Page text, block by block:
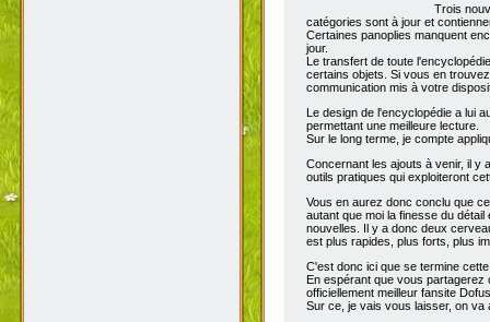
Trois
catégories sont à jour et
Certaines panoplies manquent
jour.
Le transfert de toute
certains objets. Si vous en
communication mis à votre
Le design de l'encyclopédie a lui
permettant une meilleure lecture.
Sur le long terme, je compte
Concernant les ajouts à venir, il y
outils pratiques qui exploiteront
Vous en aurez donc conclu que
autant que moi la finesse du
nouvelles. Il y a donc deux
est plus rapides, plus forts, plus
C'est donc ici que se termine
En espérant que vous
officiellement meilleur fansite
Sur ce, je vais vous laisser, on va